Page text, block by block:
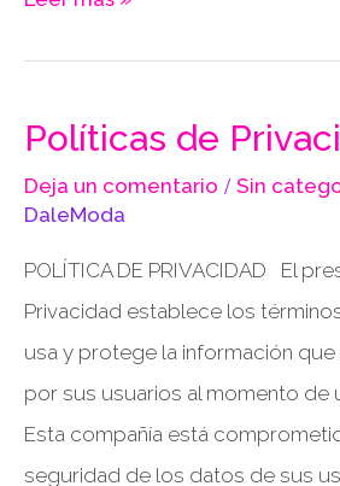
Políticas de
Deja un comentario / Sin
DaleModa
POLÍTICA DE PRIVACIDAD El
Privacidad establece los
usa y protege la información
por sus usuarios al momento de
Esta compañía está
seguridad de los datos de sus